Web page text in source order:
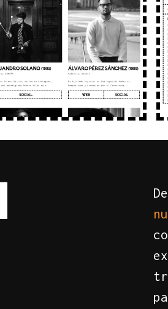
De
nu
co
ex
tr
pa